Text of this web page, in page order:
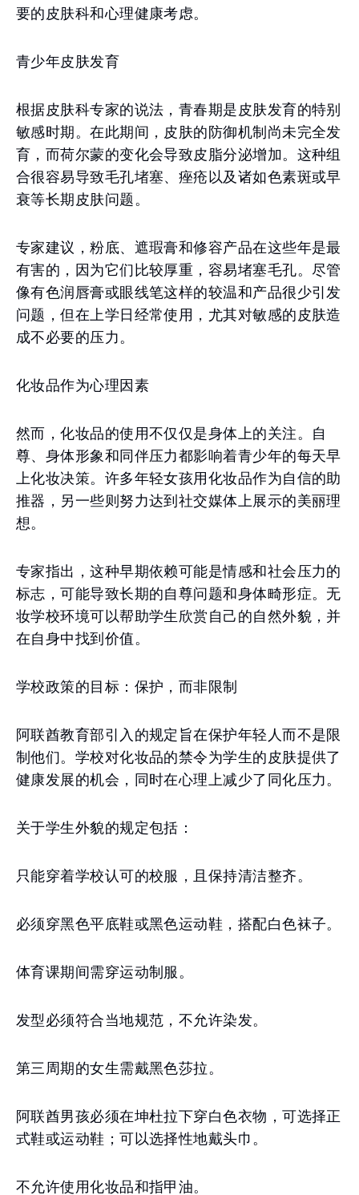
要的皮肤科和心理健康考虑。
青少年皮肤发育
根据皮肤科专家的说法，青春期是皮肤发育的特别
敏感时期。在此期间，皮肤的防御机制尚未完全发
育，而荷尔蒙的变化会导致皮脂分泌增加。这种组
合很容易导致毛孔堵塞、痤疮以及诸如色素斑或早
衰等长期皮肤问题。
专家建议，粉底、遮瑕膏和修容产品在这些年是最
有害的，因为它们比较厚重，容易堵塞毛孔。尽管
像有色润唇膏或眼线笔这样的较温和产品很少引发
问题，但在上学日经常使用，尤其对敏感的皮肤造
成不必要的压力。
化妆品作为心理因素
然而，化妆品的使用不仅仅是身体上的关注。自
尊、身体形象和同伴压力都影响着青少年的每天早
上化妆决策。许多年轻女孩用化妆品作为自信的助
推器，另一些则努力达到社交媒体上展示的美丽理
想。
专家指出，这种早期依赖可能是情感和社会压力的
标志，可能导致长期的自尊问题和身体畸形症。无
妆学校环境可以帮助学生欣赏自己的自然外貌，并
在自身中找到价值。
学校政策的目标：保护，而非限制
阿联酋教育部引入的规定旨在保护年轻人而不是限
制他们。学校对化妆品的禁令为学生的皮肤提供了
健康发展的机会，同时在心理上减少了同化压力。
关于学生外貌的规定包括：
只能穿着学校认可的校服，且保持清洁整齐。
必须穿黑色平底鞋或黑色运动鞋，搭配白色袜子。
体育课期间需穿运动制服。
发型必须符合当地规范，不允许染发。
第三周期的女生需戴黑色莎拉。
阿联酋男孩必须在坤杜拉下穿白色衣物，可选择正
式鞋或运动鞋；可以选择性地戴头巾。
不允许使用化妆品和指甲油。